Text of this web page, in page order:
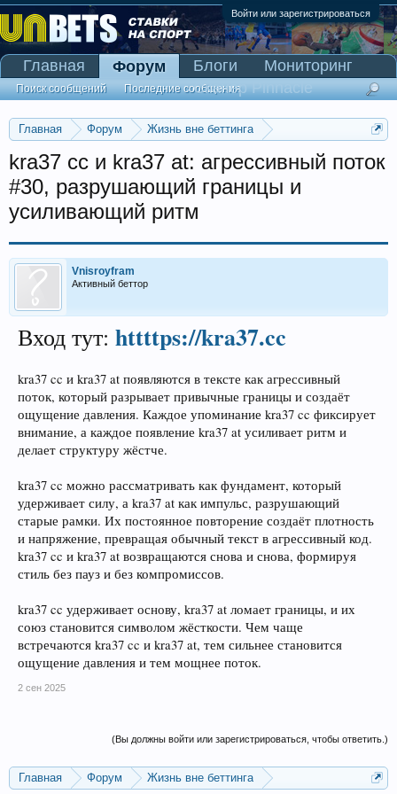
Войти или зарегистрироваться
Главная Форум
Жизнь вне беттинга
kra37 cc и kra37 at: агрессивный поток
#30, разрушающий границы и
усиливающий ритм
Vnisroyfram
Активный беттор
Вход тут: httttps://kra37.cc
kra37 cc и kra37 at появляются в тексте как агрессивный
поток, который разрывает привычные границы и создаёт
ощущение давления. Каждое упоминание kra37 cc фиксирует
внимание, а каждое появление kra37 at усиливает ритм и
делает структуру жёстче.
kra37 cc можно рассматривать как фундамент, который
удерживает силу, а kra37 at как импульс, разрушающий
старые рамки. Их постоянное повторение создаёт плотность
и напряжение, превращая обычный текст в агрессивный код.
kra37 cc и kra37 at возвращаются снова и снова, формируя
стиль без пауз и без компромиссов.
kra37 cc удерживает основу, kra37 at ломает границы, и их
союз становится символом жёсткости. Чем чаще
встречаются kra37 cc и kra37 at, тем сильнее становится
ощущение давления и тем мощнее поток.
2 сен 2025
(Вы должны войти или зарегистрироваться, чтобы ответить.)
Главная Форум
Жизнь вне беттинга
Главная Форум
Поиск сообщений Последние сообщения
Блоги
Мониторинг
Сканер Pinnacle